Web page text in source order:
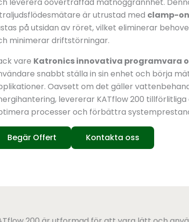
leverera oöverträffad mätnoggrannhet.
är utrustad med clamp-
på utsidan av röret, vilket eliminerar
minimerar driftstörningar.
vare Katronics innovativa programvara
snabbt ställa in sin enhet och börja
Oavsett om det gäller
levererar KATflow 200
processer och förbättra
Begär Offert Kontakta oss